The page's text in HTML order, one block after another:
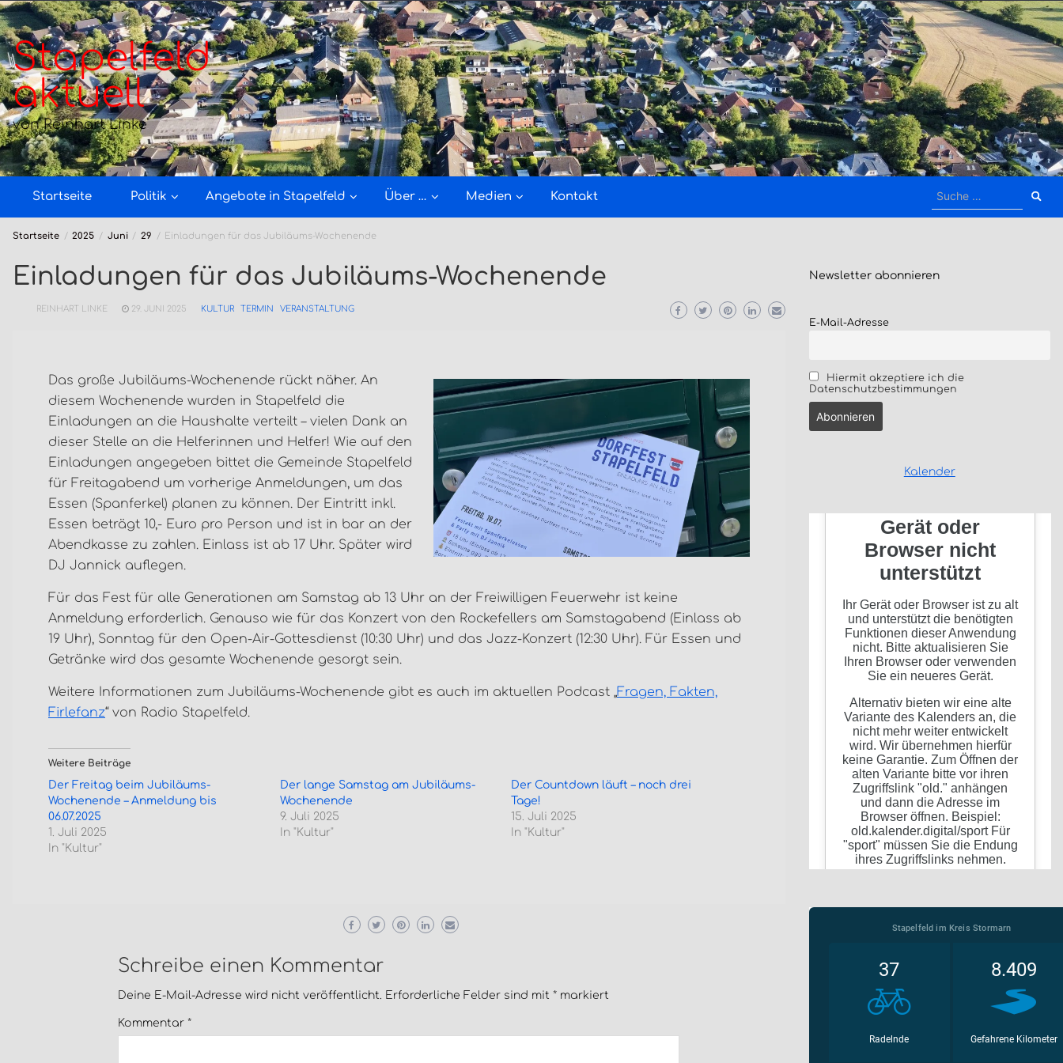
Zum
Inhalt
springen
Stapelfeld
aktuell
von Reinhart Linke
Startseite Politik Angebote in Stapelfeld Über … Medien Kontakt
Suche
Startseite 2025 Juni 29 Einladungen für das Jubiläums-Wochenende
Einladungen für das Jubiläums-Wochenende
REINHART LINKE 29. JUNI 2025 KULTUR TERMIN VERANSTALTUNG
Das große Jubiläums-Wochenende rückt näher. An
diesem Wochenende wurden in Stapelfeld die
Einladungen an die Haushalte verteilt – vielen Dank an
dieser Stelle an die Helferinnen und Helfer! Wie auf den
Einladungen angegeben bittet die Gemeinde Stapelfeld
für Freitagabend um vorherige Anmeldungen, um das
Essen (Spanferkel) planen zu können. Der Eintritt inkl.
Essen beträgt 10,- Euro pro Person und ist in bar an der
Abendkasse zu zahlen. Einlass ist ab 17 Uhr. Später wird
DJ Jannick auflegen.
Für das Fest für alle Generationen am Samstag ab 13 Uhr an der Freiwilligen Feuerwehr ist keine
Anmeldung erforderlich. Genauso wie für das Konzert von den Rockefellers am Samstagabend (Einlass ab
19 Uhr), Sonntag für den Open-Air-Gottesdienst (10:30 Uhr) und das Jazz-Konzert (12:30 Uhr). Für Essen und
Getränke wird das gesamte Wochenende gesorgt sein.
Weitere Informationen zum Jubiläums-Wochenende gibt es auch im aktuellen Podcast „Fragen, Fakten,
Firlefanz“ von Radio Stapelfeld.
Weitere Beiträge
Der Freitag beim Jubiläums-
Wochenende – Anmeldung bis
06.07.2025
1. Juli 2025
In "Kultur"
Der lange Samstag am Jubiläums-
Wochenende
9. Juli 2025
In "Kultur"
Der Countdown läuft – noch drei
Tage!
15. Juli 2025
In "Kultur"
Schreibe einen Kommentar
Deine E-Mail-Adresse wird nicht veröffentlicht. Erforderliche Felder sind mit* markiert
Kommentar*
Newsletter abonnieren
E-Mail-Adresse
Hiermit akzeptiere ich die
Datenschutzbestimmungen
Kalender